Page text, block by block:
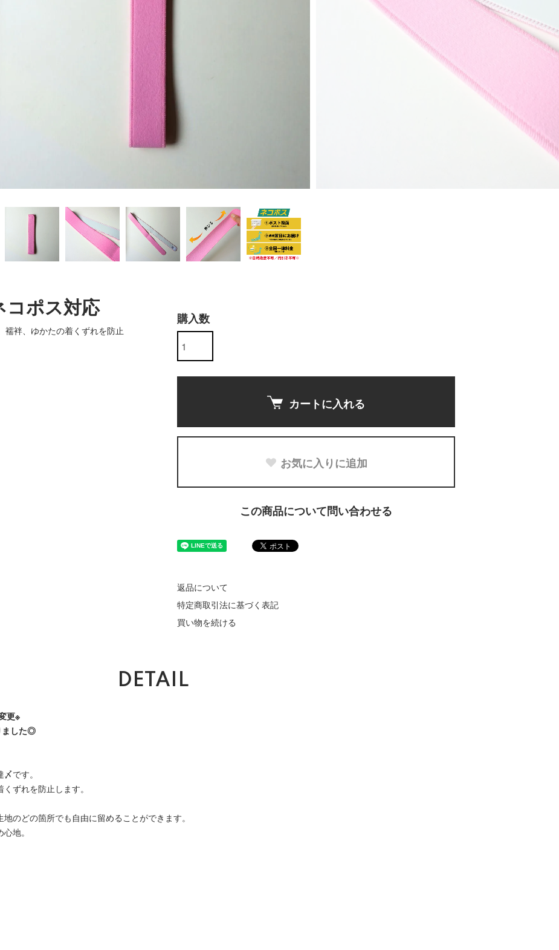
コポス対応
襦袢、ゆかたの着くずれを防止
購入数
カートに入れる
お気に入りに追加
この商品について問い合わせる
返品について
特定商取引法に基づく表記
買い物を続ける
DETAIL
更※
ました◎
です。
ずれを防止します。
のどの箇所でも自由に留めることができます。
地。